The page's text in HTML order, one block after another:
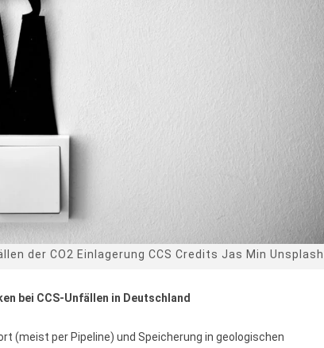
der CO2 Einlagerung CCS Credits Jas Min Unsplash
bei CCS-Unfällen in Deutschland
(meist per Pipeline) und Speicherung in geologischen